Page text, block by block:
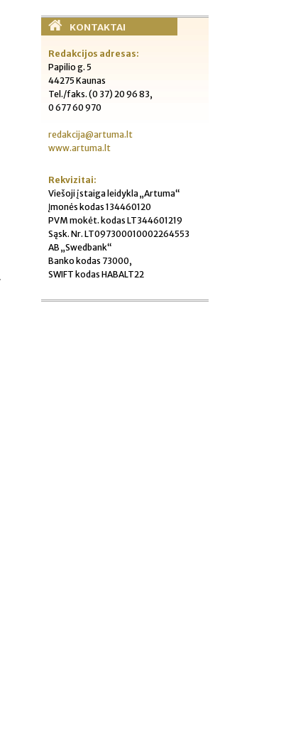
KONTAKTAI
Redakcijos adresas:
Papilio g. 5
44275 Kaunas
Tel./faks. (0 37) 20 96 83,
0 677 60 970
redakcija@artuma.lt
www.artuma.lt
Rekvizitai:
Viešoji įstaiga leidykla „Artuma“
Įmonės kodas 134460120
PVM mokėt. kodas LT344601219
Sąsk. Nr. LT097300010002264553
AB „Swedbank“
Banko kodas 73000,
SWIFT kodas HABALT22